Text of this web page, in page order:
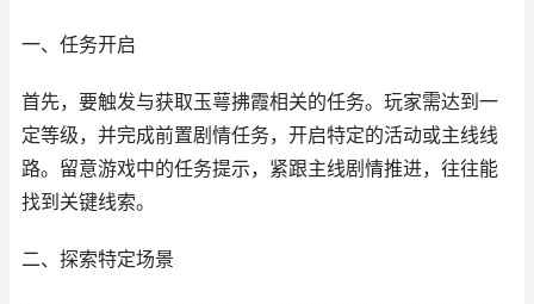
一、任务开启
首先，要触发与获取玉萼拂霞相关的任务。玩家需达到一
定等级，并完成前置剧情任务，开启特定的活动或主线线
路。留意游戏中的任务提示，紧跟主线剧情推进，往往能
找到关键线索。
二、探索特定场景